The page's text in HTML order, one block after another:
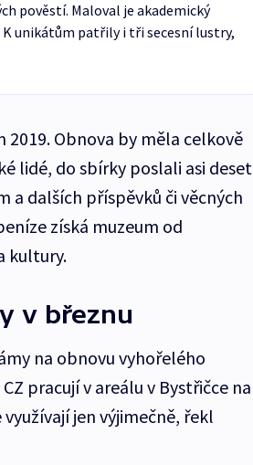
pověstí. Maloval je akademický
unikátům patřily i tři secesní lustry,
Obnova by měla celkově
lidé, do sbírky poslali asi deset
a dalších příspěvků či věcných
získá muzeum od
kultury.
v březnu
na obnovu vyhořelého
pracují v areálu v Bystřičce na
jen výjimečně, řekl